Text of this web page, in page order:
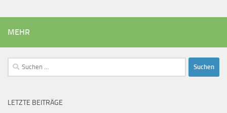
MEHR
Suchen
nach:
LETZTE BEITRÄGE